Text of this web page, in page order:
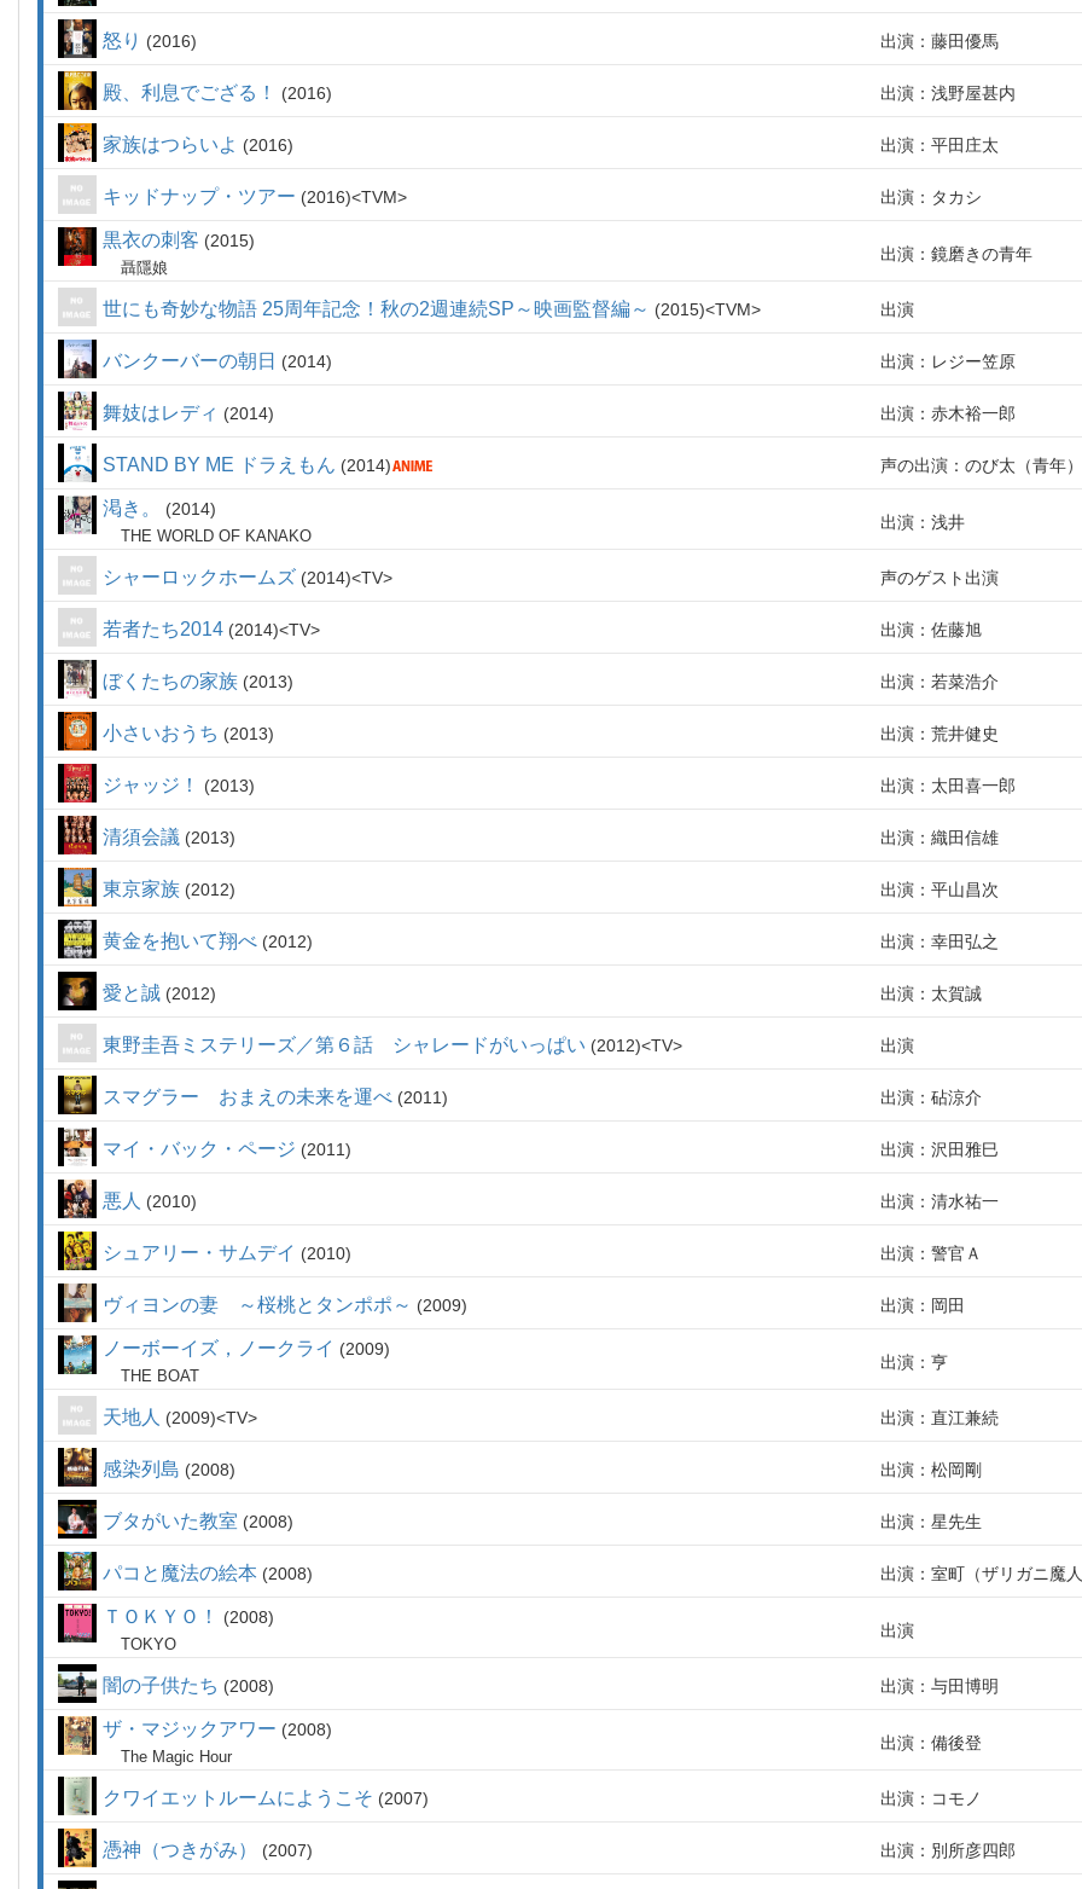
怒り 2016 出演：藤田優馬
殿、利息でござる！ 2016 出演：浅野屋甚内
家族はつらいよ 2016 出演：平田庄太
キッドナップ・ツアー 2016 TVM 出演：タカシ
黒衣の刺客 2015
聶隱娘
出演：鏡磨きの青年
世にも奇妙な物語 25周年記念！秋の2週連続SP～映画監督編～ 2015 TVM 出演
バンクーバーの朝日 2014 出演：レジー笠原
舞妓はレディ 2014 出演：赤木裕一郎
STAND BY ME ドラえもん 2014 声の出演：のび太（青年）
渇き。 2014
THE WORLD OF KANAKO
出演：浅井
シャーロックホームズ 2014 TV 声のゲスト出演
若者たち2014 2014 TV 出演：佐藤旭
ぼくたちの家族 2013 出演：若菜浩介
小さいおうち 2013 出演：荒井健史
ジャッジ！ 2013 出演：太田喜一郎
清須会議 2013 出演：織田信雄
東京家族 2012 出演：平山昌次
黄金を抱いて翔べ 2012 出演：幸田弘之
愛と誠 2012 出演：太賀誠
東野圭吾ミステリーズ／第６話 シャレードがいっぱい 2012 TV 出演
スマグラー おまえの未来を運べ 2011 出演：砧涼介
マイ・バック・ページ 2011 出演：沢田雅巳
悪人 2010 出演：清水祐一
シュアリー・サムデイ 2010 出演：警官Ａ
ヴィヨンの妻 ～桜桃とタンポポ～ 2009 出演：岡田
ノーボーイズ，ノークライ 2009
THE BOAT
出演：亨
天地人 2009 TV 出演：直江兼続
感染列島 2008 出演：松岡剛
ブタがいた教室 2008 出演：星先生
パコと魔法の絵本 2008 出演：室町（ザリガニ魔
ＴＯＫＹＯ！ 2008
TOKYO
出演
闇の子供たち 2008 出演：与田博明
ザ・マジックアワー 2008
The Magic Hour
出演：備後登
クワイエットルームにようこそ 2007 出演：コモノ
憑神（つきがみ） 2007 出演：別所彦四郎